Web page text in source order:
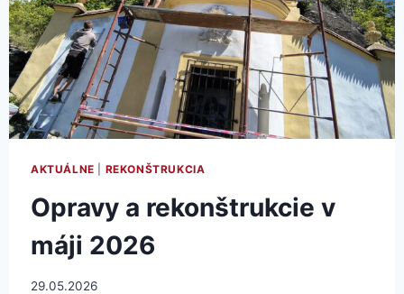
AKTUÁLNE REKONŠTRUKCIA
Opravy a rekonštrukcie v
máji 2026
29.05.2026